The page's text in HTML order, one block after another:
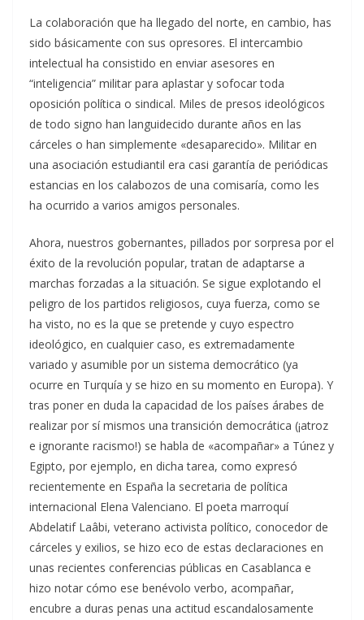
La colaboración que ha llegado del norte, en cambio, has
sido básicamente con sus opresores. El intercambio
intelectual ha consistido en enviar asesores en
“inteligencia” militar para aplastar y sofocar toda
oposición política o sindical. Miles de presos ideológicos
de todo signo han languidecido durante años en las
cárceles o han simplemente «desaparecido». Militar en
una asociación estudiantil era casi garantía de periódicas
estancias en los calabozos de una comisaría, como les
ha ocurrido a varios amigos personales.
Ahora, nuestros gobernantes, pillados por sorpresa por el
éxito de la revolución popular, tratan de adaptarse a
marchas forzadas a la situación. Se sigue explotando el
peligro de los partidos religiosos, cuya fuerza, como se
ha visto, no es la que se pretende y cuyo espectro
ideológico, en cualquier caso, es extremadamente
variado y asumible por un sistema democrático (ya
ocurre en Turquía y se hizo en su momento en Europa). Y
tras poner en duda la capacidad de los países árabes de
realizar por sí mismos una transición democrática (¡atroz
e ignorante racismo!) se habla de «acompañar» a Túnez y
Egipto, por ejemplo, en dicha tarea, como expresó
recientemente en España la secretaria de política
internacional Elena Valenciano. El poeta marroquí
Abdelatif Laâbi, veterano activista político, conocedor de
cárceles y exilios, se hizo eco de estas declaraciones en
unas recientes conferencias públicas en Casablanca e
hizo notar cómo ese benévolo verbo, acompañar,
encubre a duras penas una actitud escandalosamente